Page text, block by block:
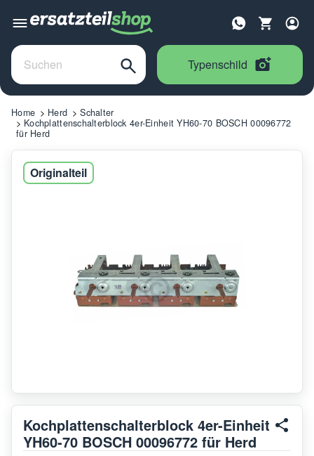
Typenschild
Home Herd
Schalter
Kochplattenschalterblock 4er-Einheit YH60-70 BOSCH 00096772
für Herd
Originalteil
Kochplattenschalterblock 4er-Einheit
YH60-70 BOSCH 00096772 für Herd